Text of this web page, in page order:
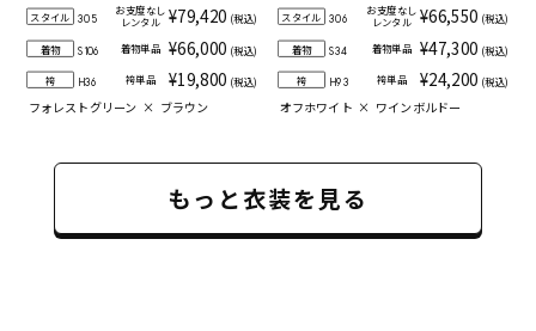
スタイル 305
お支度なし
レンタル
¥79,420 (税込)
着物 S106 着物単品 ¥66,000 (税込)
袴 H36 袴単品 ¥19,800 (税込)
フォレストグリーン × ブラウン
スタイル 306
お支度なし
レンタル ¥66,550 (税込)
着物 S34 着物単品 ¥47,300 (税込)
袴 H93 袴単品 ¥24,200 (税込)
オフホワイト × ワインボルドー
もっと衣装を見る